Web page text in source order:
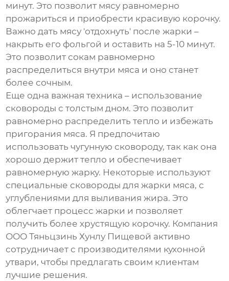
минут. Это позволит мясу равномерно
прожариться и приобрести красивую корочку.
Важно дать мясу 'отдохнуть' после жарки –
накрыть его фольгой и оставить на 5-10 минут.
Это позволит сокам равномерно
распределиться внутри мяса и оно станет
более сочным.
Еще одна важная техника – использование
сковороды с толстым дном. Это позволит
равномерно распределить тепло и избежать
пригорания мяса. Я предпочитаю
использовать чугунную сковороду, так как она
хорошо держит тепло и обеспечивает
равномерную жарку. Некоторые используют
специальные сковороды для жарки мяса, с
углублениями для выливания жира. Это
облегчает процесс жарки и позволяет
получить более хрустящую корочку. Компания
ООО Тяньцзинь Хунлу Пищевой активно
сотрудничает с производителями кухонной
утвари, чтобы предлагать своим клиентам
лучшие решения.